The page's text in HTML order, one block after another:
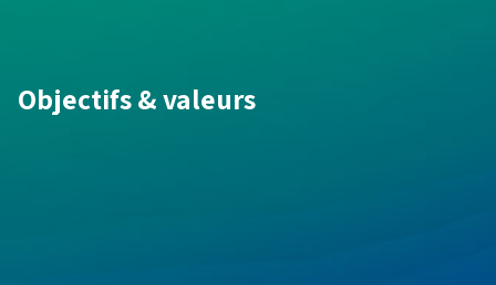
Objectifs & valeurs